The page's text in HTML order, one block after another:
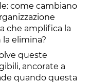
come cambiano
che amplifica la
elimina?
queste
ancorate a
quando questa